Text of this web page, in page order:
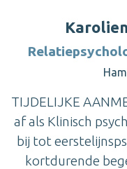
TIJDELIJKE
af als Klinisch
bij tot
kortdurende